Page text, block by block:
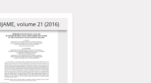
IJAME, volume 21 (2016)